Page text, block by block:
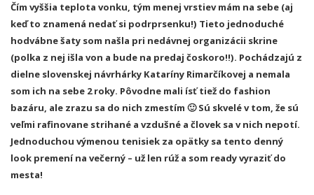
Čím vyššia teplota vonku, tým menej vrstiev mám na sebe (aj
keď to znamená nedať si podrprsenku!) Tieto jednoduché
hodvábne šaty som našla pri nedávnej organizácii skrine
(polka z nej išla von a bude na predaj čoskoro!!). Pochádzajú z
dielne slovenskej návrhárky Kataríny Rimarčíkovej a nemala
som ich na sebe 2 roky. Pôvodne mali ísť tiež do fashion
bazáru, ale zrazu sa do nich zmestím 🙂 Sú skvelé v tom, že sú
veľmi rafinovane strihané a vzdušné a človek sa v nich nepotí.
Jednoduchou výmenou tenisiek za opätky sa tento denný
look premení na večerný – už len rúž a som ready vyraziť do
mesta!